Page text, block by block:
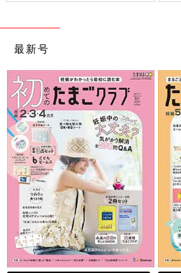
最新号